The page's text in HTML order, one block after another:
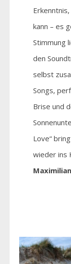
kann – es
Stimmung
den
selbst
Songs,
Brise und
Love“
wieder ins